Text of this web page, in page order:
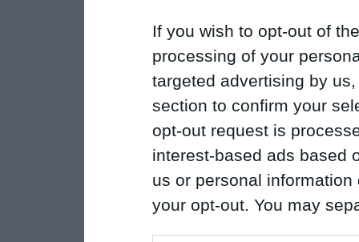
If you wish to opt-out of
processing of your
targeted advertising by
section to confirm your
opt-out request is
interest-based ads based
us or personal
your opt-out. You may